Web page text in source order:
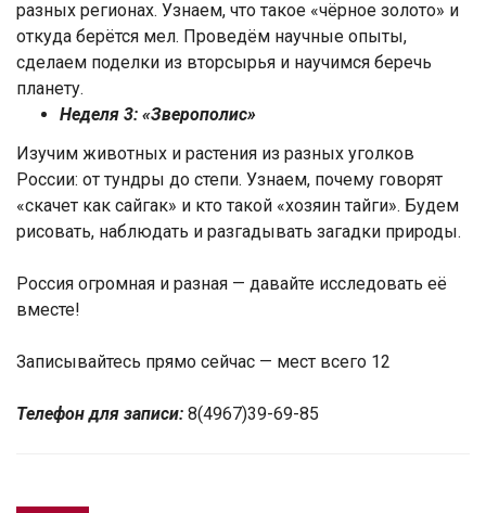
разных регионах. Узнаем, что такое «чёрное золото» и
откуда берётся мел. Проведём научные опыты,
сделаем поделки из вторсырья и научимся беречь
планету.
Неделя 3: «Зверополис»
Изучим животных и растения из разных уголков
России: от тундры до степи. Узнаем, почему говорят
«скачет как сайгак» и кто такой «хозяин тайги». Будем
рисовать, наблюдать и разгадывать загадки природы.
Россия огромная и разная — давайте исследовать её
вместе!
Записывайтесь прямо сейчас — мест всего 12
Телефон для записи: 8(4967)39-69-85